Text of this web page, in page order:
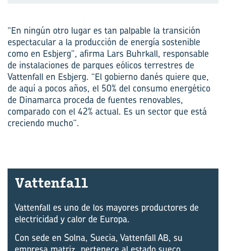
“En ningún otro lugar es tan palpable la transición
espectacular a la producción de energía sostenible
como en Esbjerg”, afirma Lars Buhrkall, responsable
de instalaciones de parques eólicos terrestres de
Vattenfall en Esbjerg. “El gobierno danés quiere que,
de aquí a pocos años, el 50% del consumo energético
de Dinamarca proceda de fuentes renovables,
comparado con el 42% actual. Es un sector que está
creciendo mucho”.
Vat­ten­fall
Vattenfall es uno de los mayores productores de
electricidad y calor de Europa.
Con sede en Solna, Suecia, Vattenfall AB, su